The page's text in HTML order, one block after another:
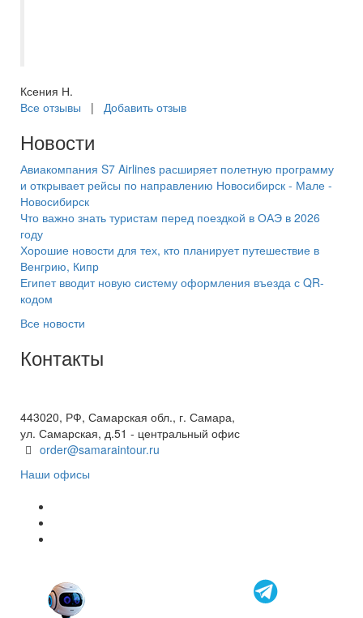
Ксения Н.
Все отзывы | Добавить отзыв
Новости
Авиакомпания S7 Airlines расширяет полетную программу
и открывает рейсы по направлению Новосибирск - Мале -
Новосибирск
Что важно знать туристам перед поездкой в ОАЭ в 2026
году
Хорошие новости для тех, кто планирует путешествие в
Венгрию, Кипр
Египет вводит новую систему оформления въезда с QR-
кодом
Все новости
Контакты
443020, РФ, Самарская обл., г. Самара,
ул. Самарская, д.51 - центральный офис
order@samaraintour.ru
Наши офисы